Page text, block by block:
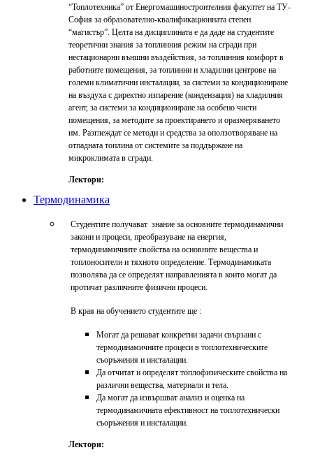
“Топлотехника” от Енергомашиностроителния факултет на ТУ-
София за образователно-квалификационната степен
“магистър”. Целта на дисциплината е да даде на студентите
теоретични знания за топлинния режим на сгради при
нестационарни външни въздействия, за топлинния комфорт в
работните помещения, за топлинни и хладилни центрове на
големи климатични инсталации, за системи за кондициониране
на въздуха с директно изпарение (кондензация) на хладилния
агент, за системи за кондициониране на особено чисти
помещения, за методите за проектирането и оразмеряването
им. Разглеждат се методи и средства за оползотворяване на
отпадната топлина от системите за поддържане на
микроклимата в сгради.
Лектори:
Термодинамика
Студентите получават знание за основните термодинамични
закони и процеси, преобразуване на енергия,
термодинамичните свойства на основните вещества и
топлоносители и тяхното определение. Термодинамиката
позволява да се определят направленията в които могат да
протичат различните физични процеси.
В края на обучението студентите ще :
Могат да решават конкретни задачи свързани с
термодинамичните процеси в топлотехническите
съоръжения и инсталации.
Да отчитат и определят топлофизическите свойства на
различни вещества, материали и тела.
Да могат да извършват анализ и оценка на
термодинамичната ефективност на топлотехнически
съоръжения и инсталации.
Лектори: